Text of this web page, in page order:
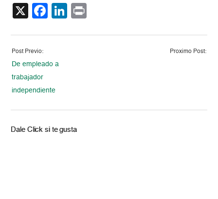
X Facebook
LinkedIn
Post Previo:
De empleado a
trabajador
independiente
Proximo Post:
Dale Click si te gusta